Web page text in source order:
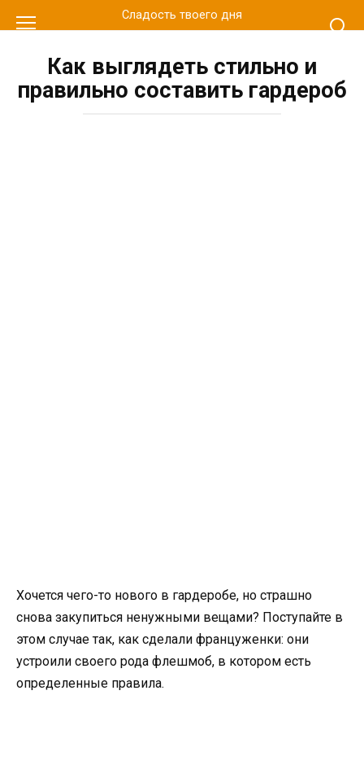
к
Сладость твоего дня
Как выглядеть стильно и
правильно составить гардероб
Хочется чего-то нового в гардеробе, но страшно
снова закупиться ненужными вещами? Поступайте в
этом случае так, как сделали француженки: они
устроили своего рода флешмоб, в котором есть
определенные правила.